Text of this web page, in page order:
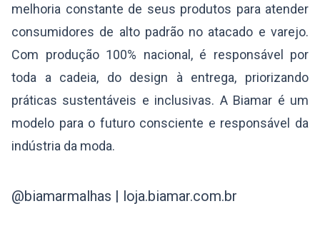
melhoria constante de seus produtos para atender
consumidores de alto padrão no atacado e varejo.
Com produção 100% nacional, é responsável por
toda a cadeia, do design à entrega, priorizando
práticas sustentáveis e inclusivas. A Biamar é um
modelo para o futuro consciente e responsável da
indústria da moda.
@biamarmalhas | loja.biamar.com.br